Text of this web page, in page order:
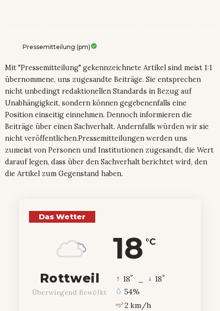
Pressemitteilung (pm)
Mit "Pressemitteilung" gekennzeichnete Artikel sind meist 1:1
übernommene, uns zugesandte Beiträge. Sie entsprechen
nicht unbedingt redaktionellen Standards in Bezug auf
Unabhängigkeit, sondern können gegebenenfalls eine
Position einseitig einnehmen. Dennoch informieren die
Beiträge über einen Sachverhalt. Andernfalls würden wir sie
nicht veröffentlichen.Pressemitteilungen werden uns
zumeist von Personen und Institutionen zugesandt, die Wert
darauf legen, dass über den Sachverhalt berichtet wird, den
die Artikel zum Gegenstand haben.
Das Wetter
18 °C
Rottweil
Überwiegend Bewölkt
18° 18°
54%
2 km/h